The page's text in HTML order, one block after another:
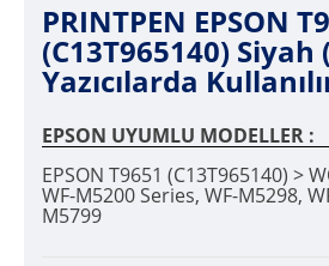
PRINTPEN EPSON
(C13T965140)
Yazıcılarda
EPSON UYUMLU MODELLER :
EPSON T9651 (C13T965140) >
WF-M5200 Series, WF-M5298,
M5799